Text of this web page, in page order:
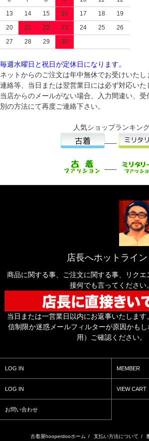
13
14 15 16 17 18
19
20
21 22 23 24 25
26
27
28 29 30
毎週水曜日と祝日が定休日になります。
ネットからのご注文は年中無休でお受けいた
連絡等、当日または翌営業日には必ず対応いた
当店からのメールがない場合、入力間違い、受
別の方法にて再度ご連絡下さい。
人気ショップランキン
店長へホットライン
商品に関する事、ご注文に関する事、リク
接何でも言ってください。
当日または一営業日以内にお返事いたしま
信制限か迷惑メールフィルターが原因かも
用）ご確認ください。
LOG IN MEMBER
LOG IN VIEW CART
お問い合わせ
古着屋hooperdooホーム / 支払い方法について /